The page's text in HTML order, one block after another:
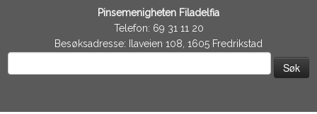
Pinsemenigheten Filadelfia
Telefon: 69 31 11 20
Besøksadresse: Ilaveien 108, 1605 Fredrikstad
etter: